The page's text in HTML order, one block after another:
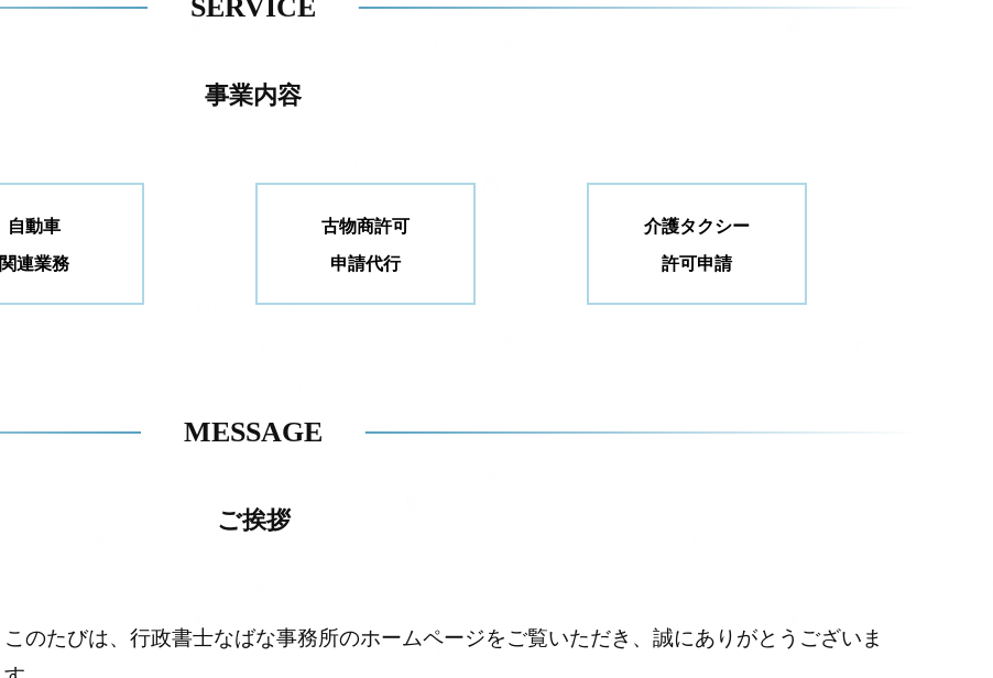
SERVICE
事業内容
自動車
関連業務
古物商許可
申請代行
介護タクシー
許可申請
MESSAGE
ご挨拶
このたびは、行政書士なばな事務所のホームページをご覧いただき、誠にありがとうございま